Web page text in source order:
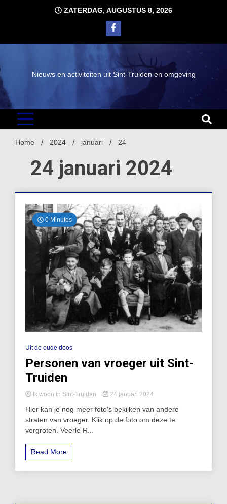
ZATERDAG, AUGUSTUS 8, 2026
Nieuws en activiteiten uit Sint-Truiden en omgeving
Home 2024 januari 24
24 januari 2024
0 Minutes
Uit de oude doos
Personen van vroeger uit Sint-
Truiden
Ik woon in Sint-Truiden 24 januari 2024
Hier kan je nog meer foto’s bekijken van andere
straten van vroeger. Klik op de foto om deze te
vergroten. Veerle R...
Read More